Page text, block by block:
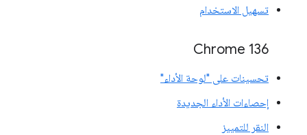
تسهيل الاستخدام
Chrome 136
تحسينات على "لوحة الأداء"
إحصاءات الأداء الجديدة
النقر للتمييز